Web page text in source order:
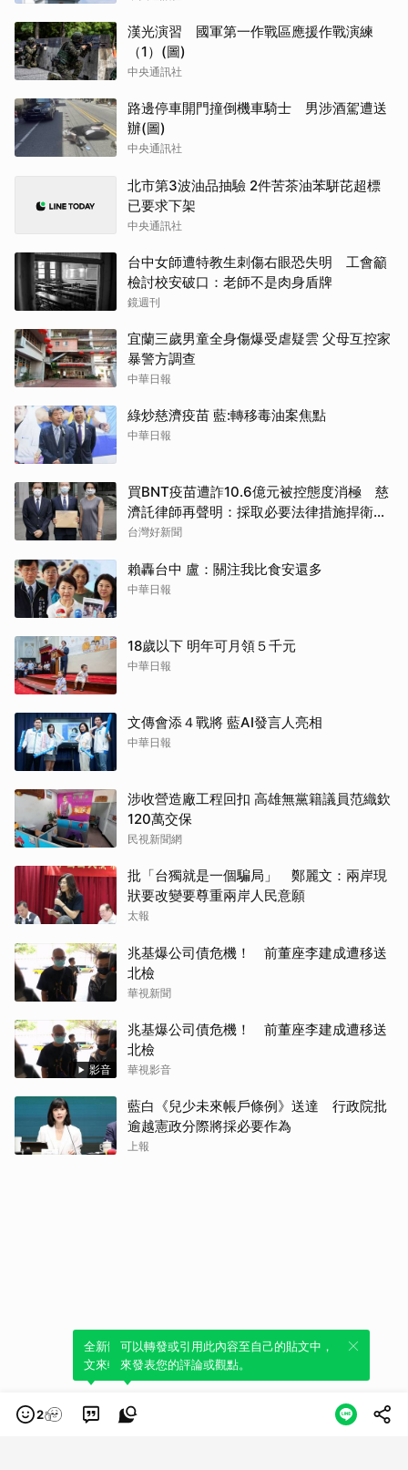
漢光演習 國軍第一作戰區應援作戰演練
（1）(圖)
中央通訊社
路邊停車開門撞倒機車騎士 男涉酒駕遭送
辦(圖)
中央通訊社
北市第3波油品抽驗 2件苦茶油苯駢芘超標
已要求下架
中央通訊社
台中女師遭特教生刺傷右眼恐失明 工會籲
檢討校安破口：老師不是肉身盾牌
鏡週刊
宜蘭三歲男童全身傷爆受虐疑雲 父母互控家
暴警方調查
中華日報
綠炒慈濟疫苗 藍:轉移毒油案焦點
中華日報
買BNT疫苗遭詐10.6億元被控態度消極 慈
濟託律師再聲明：採取必要法律措施捍衛捐
款大眾權益
台灣好新聞
賴轟台中 盧：關注我比食安還多
中華日報
18歲以下 明年可月領５千元
中華日報
文傳會添４戰將 藍AI發言人亮相
中華日報
涉收營造廠工程回扣 高雄無黨籍議員范織欽
120萬交保
民視新聞網
批「台獨就是一個騙局」 鄭麗文：兩岸現
狀要改變要尊重兩岸人民意願
太報
兆基爆公司債危機！ 前董座李建成遭移送
北檢
華視新聞
影音
兆基爆公司債危機！ 前董座李建成遭移送
北檢
華視影音
藍白《兒少未來帳戶條例》送達 行政院批
逾越憲政分際將採必要作為
上報
2
全新體驗！一鍵引用此內容，透過發布貼
文來輕鬆表達個人立場。
可以轉發或引用此內容至自己的貼文中，
來發表您的評論或觀點。